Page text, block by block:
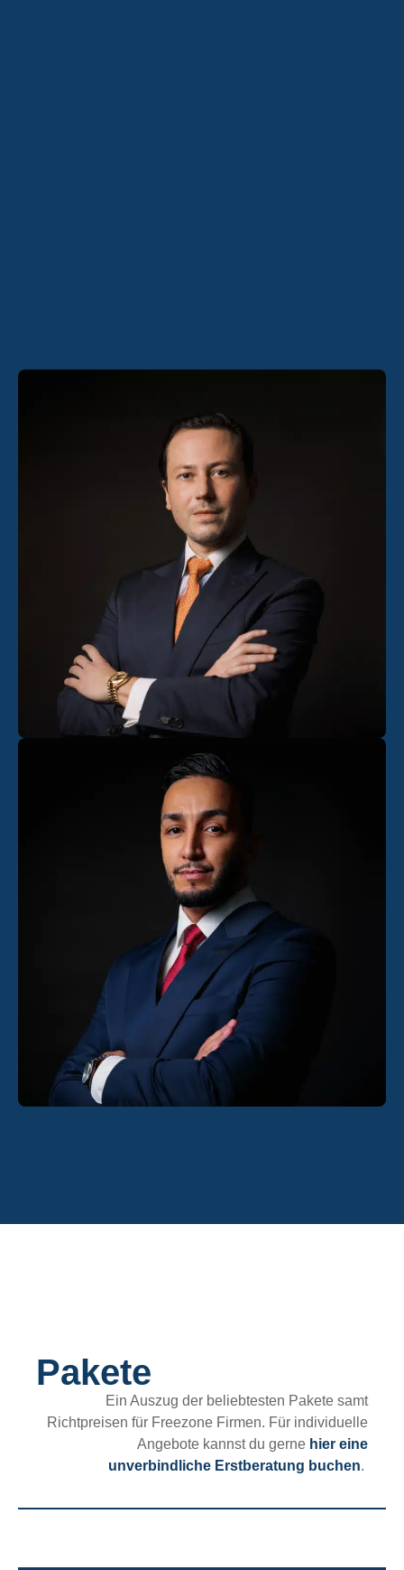
Pakete
Ein Auszug der beliebtesten Pakete samt
Richtpreisen für Freezone Firmen. Für individuelle
Angebote kannst du gerne hier eine
unverbindliche Erstberatung buchen.